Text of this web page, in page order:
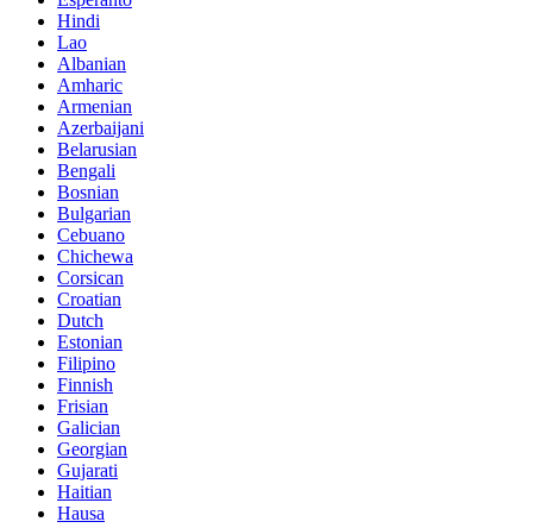
Hindi
Lao
Albanian
Amharic
Armenian
Azerbaijani
Belarusian
Bengali
Bosnian
Bulgarian
Cebuano
Chichewa
Corsican
Croatian
Dutch
Estonian
Filipino
Finnish
Frisian
Galician
Georgian
Gujarati
Haitian
Hausa